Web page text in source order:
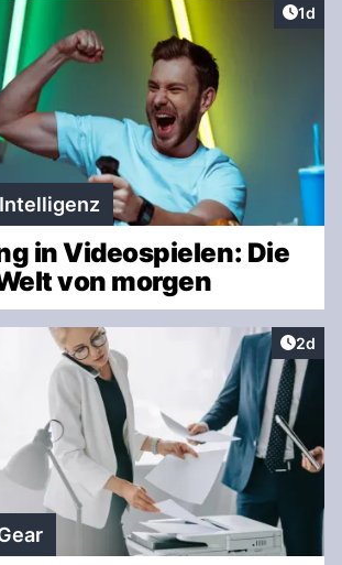
1d
in Videospielen: Die
von morgen
2d